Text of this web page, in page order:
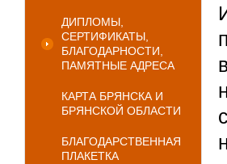
ДИПЛОМЫ,
СЕРТИФИКАТЫ,
БЛАГОДАРНОСТИ,
ПАМЯТНЫЕ АДРЕСА
КАРТА БРЯНСКА И
БРЯНСКОЙ ОБЛАСТИ
БЛАГОДАРСТВЕННАЯ
ПЛАКЕТКА